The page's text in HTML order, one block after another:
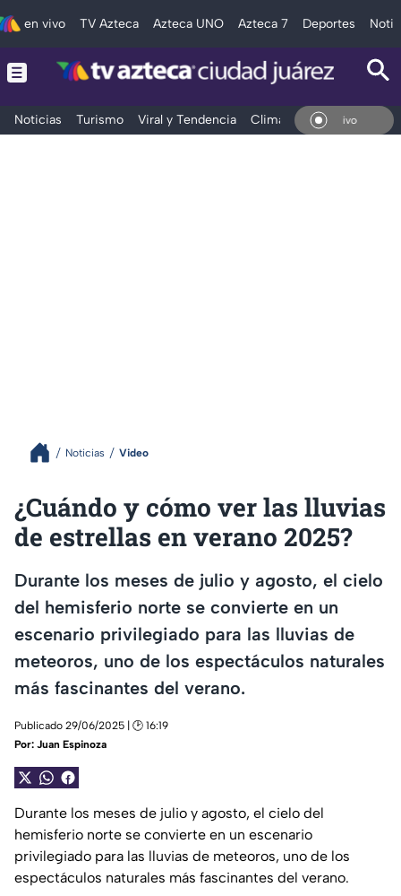
en vivo TV Azteca Azteca UNO Azteca 7 Deportes
Noticias Turismo Viral y Tendencia Clima Deportes
En Vivo
Noticias Video
¿Cuándo y cómo ver las lluvias
de estrellas en verano 2025?
Durante los meses de julio y agosto, el cielo
del hemisferio norte se convierte en un
escenario privilegiado para las lluvias de
meteoros, uno de los espectáculos naturales
más fascinantes del verano.
Publicado 29/06/2025 | 🕑 16:19
Por: Juan Espinoza
Durante los meses de julio y agosto, el cielo del
hemisferio norte se convierte en un escenario
privilegiado para las lluvias de meteoros, uno de los
espectáculos naturales más fascinantes del verano.